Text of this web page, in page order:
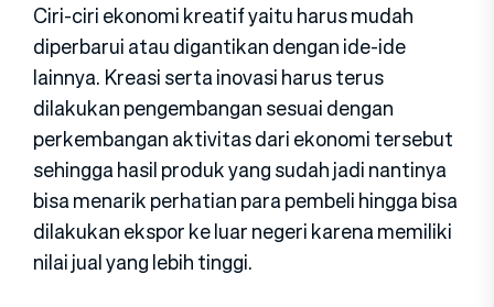
Ciri-ciri ekonomi kreatif yaitu harus mudah
diperbarui atau digantikan dengan ide-ide
lainnya. Kreasi serta inovasi harus terus
dilakukan pengembangan sesuai dengan
perkembangan aktivitas dari ekonomi tersebut
sehingga hasil produk yang sudah jadi nantinya
bisa menarik perhatian para pembeli hingga bisa
dilakukan ekspor ke luar negeri karena memiliki
nilai jual yang lebih tinggi.